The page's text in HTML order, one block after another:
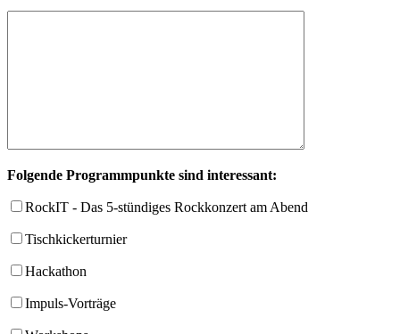
Folgende Programmpunkte sind interessant:
RockIT - Das 5-stündiges Rockkonzert am Abend
Tischkickerturnier
Hackathon
Impuls-Vorträge